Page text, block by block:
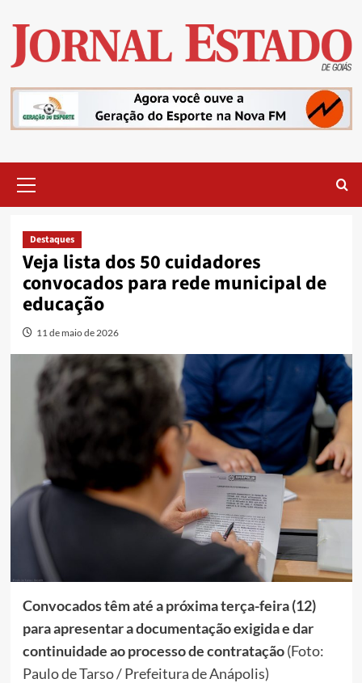
content
Menu
Destaques
Veja lista dos 50 cuidadores
convocados para rede municipal de
educação
11 de maio de 2026
Convocados têm até a próxima terça-feira (12)
para apresentar a documentação exigida e dar
continuidade ao processo de contratação (Foto:
Paulo de Tarso / Prefeitura de Anápolis)